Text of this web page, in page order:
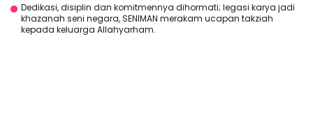
Dedikasi, disiplin dan komitmennya dihormati; legasi karya jadi
khazanah seni negara, SENIMAN merakam ucapan takziah
kepada keluarga Allahyarham.